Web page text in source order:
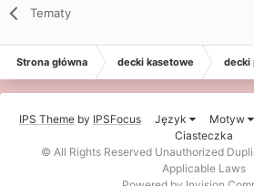
Tematy
Strona główna decki kasetowe decki
IPS Theme by IPSFocus Język Motyw
Ciasteczka
© All Rights Reserved Unauthorized
Applicable Laws